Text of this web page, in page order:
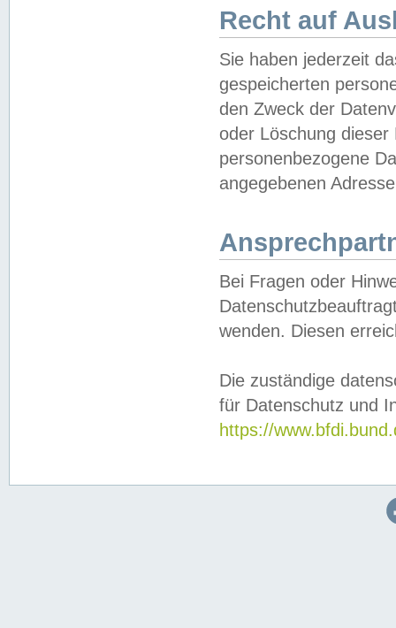
Recht auf
Sie haben jederzeit
gespeicherten
den Zweck der
oder Löschung
personenbezogene
angegebenen
Bei Fragen oder
wenden. Diesen
Die zuständige
für Datenschutz und
https://